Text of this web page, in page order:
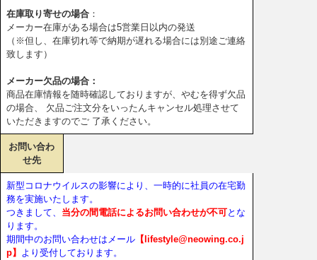
在庫取り寄せの場合 ：
メーカー在庫がある場合は5営業日以内の発送
（※但し、在庫切れ等で納期が遅れる場合には別途ご連絡
致します）
メーカー欠品の場合：
商品在庫情報を随時確認しておりますが、やむを得ず欠品
の場合、 欠品ご注文分をいったんキャンセル処理させて
いただきますのでご 了承ください。
お問い合わ
せ先
新型コロナウイルスの影響により、一時的に社員の在宅勤
務を実施いたします。
つきまして、 当分の間電話によるお問い合わせが不可とな
ります。
期間中のお問い合わせはメール 【lifestyle@neowing.co.j
p】 より受付しております。